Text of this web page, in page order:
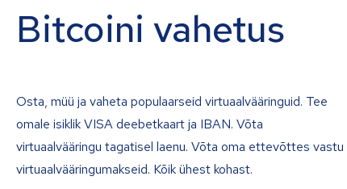
Bitcoini vahetus
Osta, müü ja vaheta populaarseid virtuaalvääringuid. Tee
omale isiklik VISA deebetkaart ja IBAN. Võta
virtuaalvääringu tagatisel laenu. Võta oma ettevõttes vastu
virtuaalvääringumakseid. Kõik ühest kohast.